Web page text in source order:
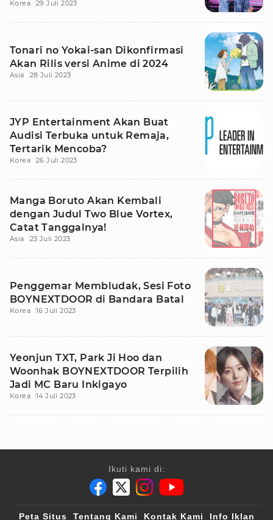
Korea 29 Juli 2023
Tonari no Yokai-san Dikonfirmasi
Akan Rilis versi Anime di 2024
Asia 28 Juli 2023
JYP Entertainment Akan Buat
Audisi Terbuka untuk Remaja,
Tertarik Mencoba?
Korea 26 Juli 2023
Manga Boruto Akan Kembali
dengan Judul Two Blue Vortex,
Catat Tanggalnya!
Asia 23 Juli 2023
Penggemar Membludak, Sesi Foto
BOYNEXTDOOR di Bandara Batal
Korea 16 Juli 2023
Yeonjun TXT, Park Ji Hoo dan
Woonhak BOYNEXTDOOR Terpilih
Jadi MC Baru Inkigayo
Korea 14 Juli 2023
Ikuti kami di:
Peta Situs Tentang Kami Kontak Kami Info Iklan